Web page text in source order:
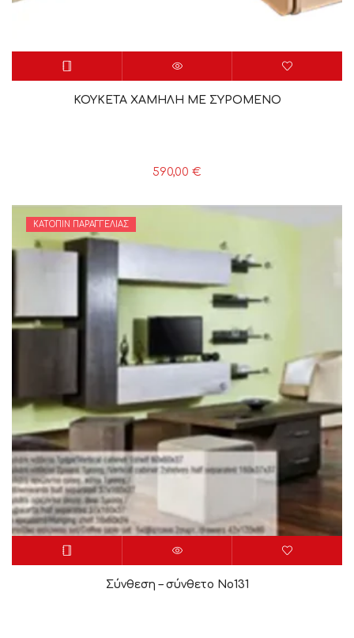
ΚΟΥΚΕΤΑ ΧΑΜΗΛΗ ΜΕ ΣΥΡΟΜΕΝΟ
590,00 €
ΚΑΤΌΠΙΝ ΠΑΡΑΓΓΕΛΊΑΣ
Σύνθεση – σύνθετο Νο131